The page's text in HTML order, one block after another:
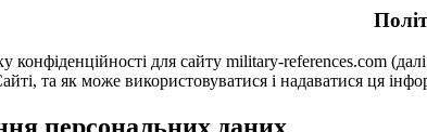
конфіденційності для сайту military-references.com
та як може використовуватися і надаватися ця